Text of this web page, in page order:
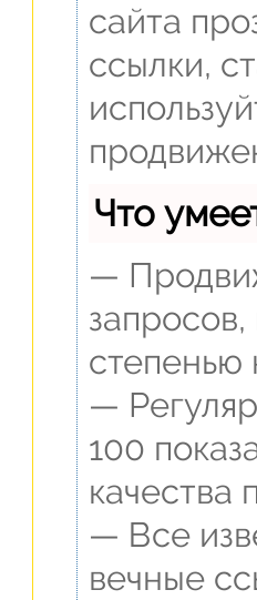
сайта
ссылки,
Что
—
степенью
—
100
качества
— Все
вечные